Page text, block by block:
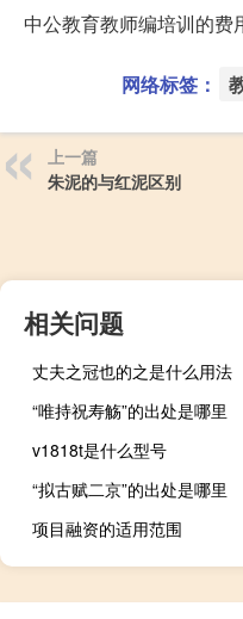
中公教育教师编培训的费
网络标签：
上一篇
朱泥的与红泥区别
相关问题
丈夫之冠也的之是什么用法
“唯持祝寿觞”的出处是哪里
v1818t是什么型号
“拟古赋二京”的出处是哪里
项目融资的适用范围